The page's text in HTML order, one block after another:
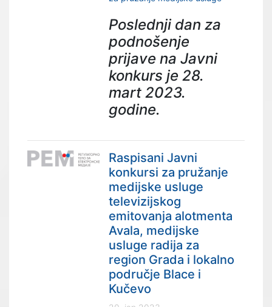
Poslednji dan za
podnošenje
prijave na Javni
konkurs je 28.
mart 2023.
godine.
Raspisani Javni
konkursi za pružanje
medijske usluge
televizijskog
emitovanja alotmenta
Avala, medijske
usluge radija za
region Grada i lokalno
područje Blace i
Kučevo